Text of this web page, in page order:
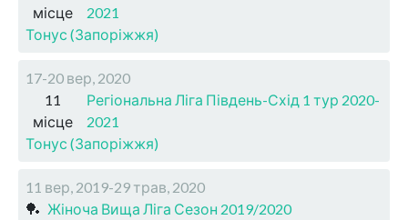
місце
2021
Тонус (Запоріжжя)
17-20 вер, 2020
11
місце
Регіональна Ліга Південь-Схід 1 тур 2020-
2021
Тонус (Запоріжжя)
11 вер, 2019-29 трав, 2020
🏓 Жіноча Вища Ліга Сезон 2019/2020